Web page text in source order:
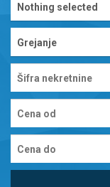
Nothing selected
Grejanje